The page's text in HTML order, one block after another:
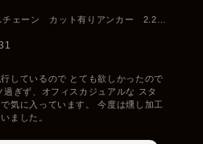
しているので とても欲しかったので
ぎず、オフィスカジュアルな スタ
気に入っています。 今度は燻し加工
ました。